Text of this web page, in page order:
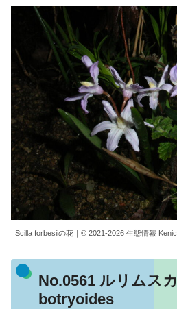
Scilla forbesiiの花｜© 2021-2026 生態情報
No.0561 ルリムス
botryoides